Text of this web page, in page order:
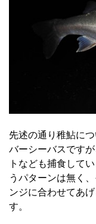
先述の通り稚鮎に
バーシーバスです
トなども捕食して
うパターンは無く
ンジに合わせてあ
す。